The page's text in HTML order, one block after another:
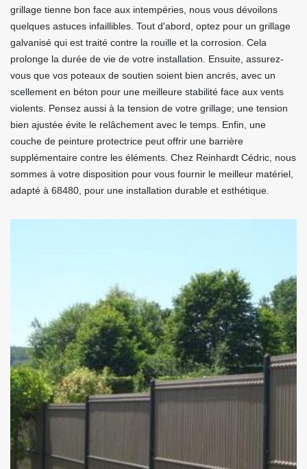
grillage tienne bon face aux intempéries, nous vous dévoilons
quelques astuces infaillibles. Tout d'abord, optez pour un grillage
galvanisé qui est traité contre la rouille et la corrosion. Cela
prolonge la durée de vie de votre installation. Ensuite, assurez-
vous que vos poteaux de soutien soient bien ancrés, avec un
scellement en béton pour une meilleure stabilité face aux vents
violents. Pensez aussi à la tension de votre grillage; une tension
bien ajustée évite le relâchement avec le temps. Enfin, une
couche de peinture protectrice peut offrir une barrière
supplémentaire contre les éléments. Chez Reinhardt Cédric, nous
sommes à votre disposition pour vous fournir le meilleur matériel,
adapté à 68480, pour une installation durable et esthétique.